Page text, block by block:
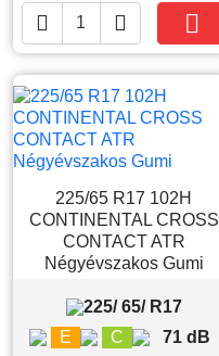
  
225/65 R17 102H
CONTINENTAL CROSS
CONTACT ATR
Négyévszakos Gumi
225/ 65/ R17
E
C 71 dB